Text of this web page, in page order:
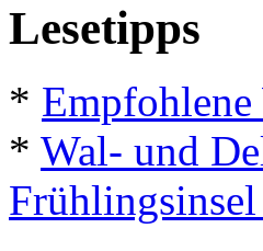
Lesetipps
*
* Wal- und